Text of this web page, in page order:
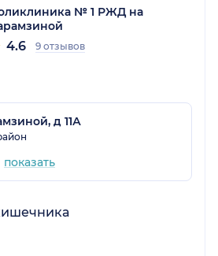
№ 1 РЖД на
4.6 9 отзывов
д 11А
показать